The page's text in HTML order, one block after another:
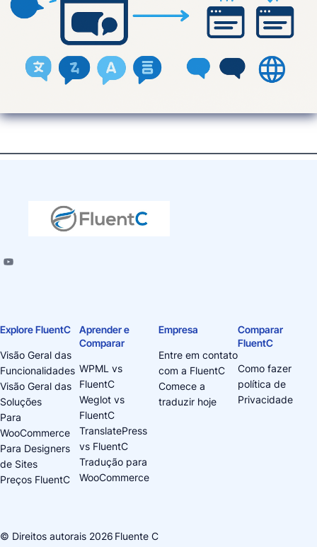
Explore FluentC
Visão Geral das
Funcionalidades
Visão Geral das
Soluções
Para
WooCommerce
Para Designers
de Sites
Preços FluentC
Aprender e
Comparar
WPML vs
FluentC
Weglot vs
FluentC
TranslatePress
vs FluentC
Tradução para
WooCommerce
Empresa
Entre em contato
com a FluentC
Comece a
traduzir hoje
Comparar
FluentC
Como fazer
política de
Privacidade
© Direitos autorais 2026 Fluente C